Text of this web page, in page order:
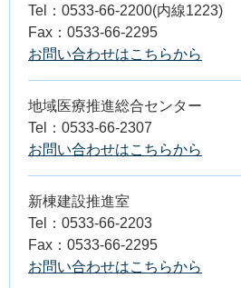
Tel：0533-66-2200(内線1223)
Fax：0533-66-2295
お問い合わせはこちらから
地域医療推進総合センター
Tel：0533-66-2307
お問い合わせはこちらから
新棟建設推進室
Tel：0533-66-2203
Fax：0533-66-2295
お問い合わせはこちらから